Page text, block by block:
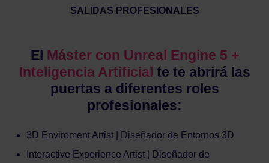
SALIDAS PROFESIONALES
El Máster con Unreal Engine 5 +
Inteligencia Artificial te te abrirá las
puertas a diferentes roles
profesionales:
3D Enviroment Artist | Diseñador de Entornos 3D
Interactive Experience Artist | Diseñador de